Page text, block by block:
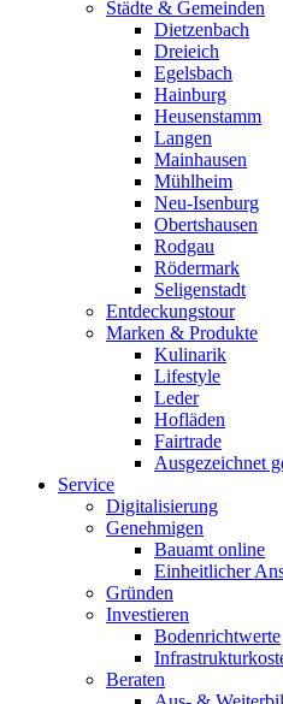
Städte & Gemeinden
Dietzenbach
Dreieich
Egelsbach
Hainburg
Heusenstamm
Langen
Mainhausen
Mühlheim
Neu-Isenburg
Obertshausen
Rodgau
Rödermark
Seligenstadt
Entdeckungstour
Marken & Produkte
Kulinarik
Lifestyle
Leder
Hofläden
Fairtrade
Ausgezeichnet
Service
Digitalisierung
Genehmigen
Bauamt online
Einheitlicher
Gründen
Investieren
Bodenrichtwerte
Beraten